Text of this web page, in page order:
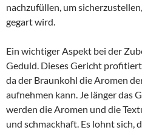
nachzufüllen, um
gegart wird.
Ein wichtiger Aspekt bei der
Geduld. Dieses Gericht
da der Braunkohl die Aromen
aufnehmen kann. Je länger das
werden die Aromen und die
und schmackhaft. Es lohnt sich,